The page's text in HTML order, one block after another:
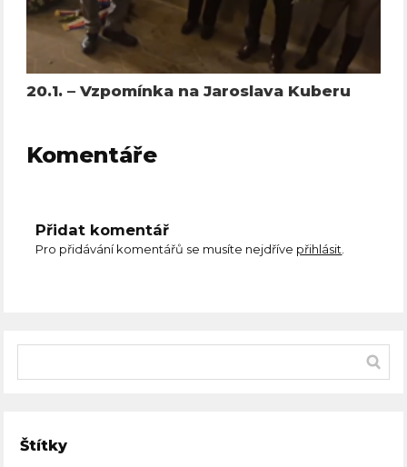
20.1. – Vzpomínka na Jaroslava Kuberu
Komentáře
Přidat komentář
Pro přidávání komentářů se musíte nejdříve přihlásit.
Štítky